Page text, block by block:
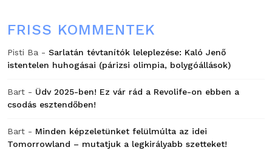
FRISS KOMMENTEK
Pisti Ba - Sarlatán tévtanítók leleplezése: Kaló Jenő
istentelen huhogásai (párizsi olimpia, bolygóállások)
Bart - Üdv 2025-ben! Ez vár rád a Revolife-on ebben a
csodás esztendőben!
Bart - Minden képzeletünket felülmúlta az idei
Tomorrowland – mutatjuk a legkirályabb szetteket!